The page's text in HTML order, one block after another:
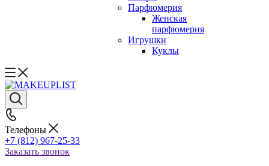
Парфюмерия
Женская
парфюмерия
Игрушки
Куклы
Телефоны
+7 (812) 967-25-33
Заказать звонок